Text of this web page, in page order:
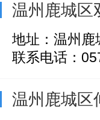
温州鹿城区
地址：温州鹿
联系电话：
温州鹿城区